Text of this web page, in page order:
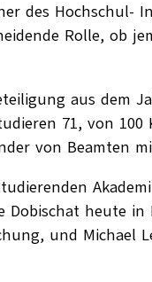
des
Rolle, ob
aus dem
71, von
von
Dobischat heute
und Michael